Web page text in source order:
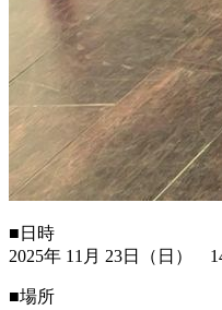
■日時
2025年 11月 23日（日）
■場所